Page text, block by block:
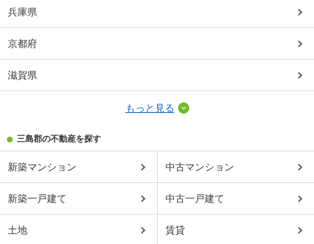
兵庫県
京都府
滋賀県
もっと見る
三島郡の不動産を探す
新築マンション 中古マンション
新築一戸建て 中古一戸建て
土地 賃貸